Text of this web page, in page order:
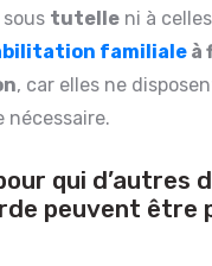
tutelle ni à
familiale à
, car elles ne
nécessaire.
qui d’autres
peuvent être